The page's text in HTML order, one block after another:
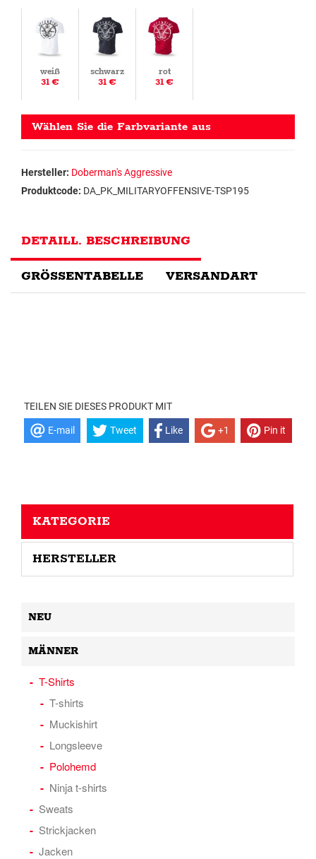
weiß
31 €
schwarz
31 €
rot
31 €
Wählen Sie die Farbvariante aus
Hersteller: Doberman's Aggressive
Produktcode: DA_PK_MILITARYOFFENSIVE-TSP195
DETAILL. BESCHREIBUNG
GRÖSSENTABELLE VERSANDART
TEILEN SIE DIESES PRODUKT MIT
E-mail Tweet Like +1 Pin it
KATEGORIE
HERSTELLER
NEU
MÄNNER
T-Shirts
T-shirts
Muckishirt
Longsleeve
Polohemd
Ninja t-shirts
Sweats
Strickjacken
Jacken